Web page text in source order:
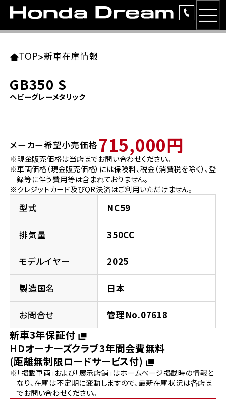
ラインアップ
レンタルバイク
洋用品
イベント
法人向けサービス
お問い合わせ
TOP>新車在庫情報
GB350 S
ヘビーグレーメタリック
メーカー希望小売価格715,000円
※現金販売価格は当店までお問い合わせください。
※車両価格（現金販売価格）には保険料、税金（消費税を除く）、登
録等に伴う費用等は含まれておりません。
※クレジットカード及びQR決済はご利用いただけません。
型式 NC59
排気量 350CC
モデルイヤー 2025
製造国名 日本
お問合せ 管理No.07618
新車3年保証付
HDオーナーズクラブ3年間会費無料
(距離無制限ロードサービス付)
※「掲載車両」および「展示店舗」はホームページ掲載時の情報と
なり、在庫は不定期に変動しますので、最新在庫状況は各店ま
でお問い合わせください。
東北エリア 店舗一覧
岩手県
宮城県
ホンダドリーム 仙台泉
ホンダドリーム 宮城岩沼
福島県
ホンダドリーム 郡山
関東エリア 店舗一覧
東京都
ホンダドリーム 西東京
ホンダドリーム 練馬
ホンダドリーム 板橋
ホンダドリーム 葛飾
ホンダドリーム 大田
ホンダドリーム 立川
神奈川県
ホンダドリーム 磯子
ホンダドリーム 横浜都筑
中部エリア 店舗一覧
愛知県
ホンダドリーム 名古屋南
ホンダドリーム 小牧
ホンダドリーム 名古屋東
ホンダドリーム 一宮
ホンダドリーム 豊橋
ホンダドリーム 名古屋上小田井
岐阜県
ホンダドリーム 岐阜
近畿エリア 店舗一覧
大阪府
ホンダドリーム 箕面
ホンダドリーム 藤井寺
ホンダドリーム 東淀川
ホンダドリーム 豊中
京都府
ホンダドリーム 京都伏見
ホンダドリーム 京都北山
兵庫県
中国・四国エリア 店舗一覧
岡山県
広島県
ホンダドリーム 広島
ホンダドリーム 福山
徳島県
ホンダドリーム 徳島
香川県
ホンダドリーム 高松
高知県
九州エリア 店舗一覧
福岡県
ホンダドリーム 福岡東
ホンダドリーム 久留米
ホンダドリーム 福岡春日
ホンダドリーム 福岡西
熊本県
ホンダドリーム 熊本